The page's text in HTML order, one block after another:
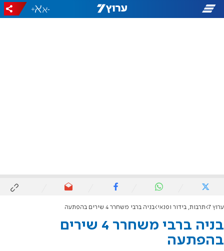
-
+
ערוץ 7 תרבות, בידור ופנאי בניה ברבי משחרר 4 שירים בהפתעה
בניה ברבי משחרר 4 שירים
בהפתעה